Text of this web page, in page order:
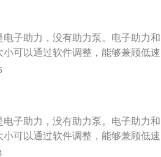
、转角传感器和车速传感器），转
及电子控制装置；4、电动机仅在
矩转角传感器根据输入扭矩和转向
而产生所需要的转向助力。 （中华
的基本原理是：转矩传感器与转向轴
转矩传感器开始工作，把输入轴和
成电信号传给ecu，ecu根据车速传
向和助力电流的大小，从而完成实
传统机械转向系统的基础上发展起
、转角传感器和车速传感器），转
及电子控制装置； 4、电动机仅在
矩转角传感器根据输入扭矩和转向
子助力，没有助力泵。电子助力和
可以通过软件调整，能够兼顾低速
能好。可靠性强，不依赖电子系
1、eps的基本原理是：转矩传感器
转动时，转矩传感器开始工作，把
角位移变成电信号传给ecu，ecu根
的旋转方向和助力电流的大小，从
子助力，没有助力泵。电子助力和
可以通过软件调整，能够兼顾低速
能好。可靠性强，不依赖电子系